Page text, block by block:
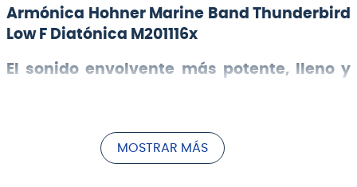
Armónica Hohner Marine Band Thunderbird
Low F Diatónica M201116x
El sonido envolvente más potente, lleno y
afinaciones regulares no es lo suficientemente pleno
para contrarrestar la potencia de la guitarra, el bajo y
MOSTRAR MÁS